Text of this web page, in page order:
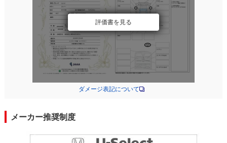
評価書を見る
ダメージ表記について
メーカー推奨制度